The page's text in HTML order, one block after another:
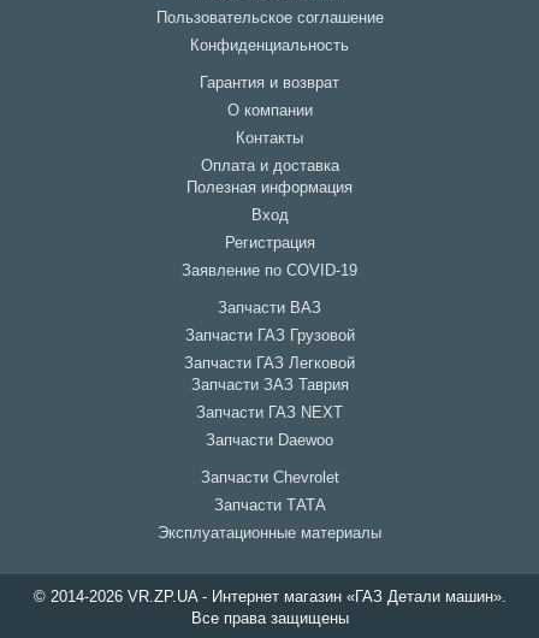
Пользовательское соглашение
Конфиденциальность
Гарантия и возврат
О компании
Контакты
Оплата и доставка
Полезная информация
Вход
Регистрация
Заявление по COVID-19
Запчасти ВАЗ
Запчасти ГАЗ Грузовой
Запчасти ГАЗ Легковой
Запчасти ЗАЗ Таврия
Запчасти ГАЗ NEXT
Запчасти Daewoo
Запчасти Chevrolet
Запчасти ТАТА
Эксплуатационные материалы
© 2014-2026 VR.ZP.UA - Интернет магазин «ГАЗ Детали машин».
Все права защищены